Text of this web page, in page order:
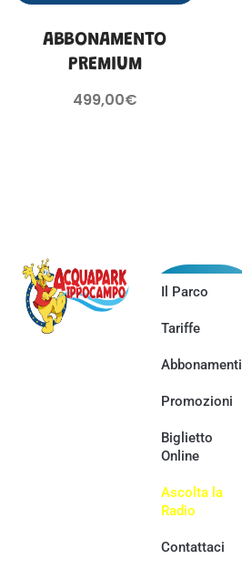
Aggiungi al carrello
ABBONAMENTO
PREMIUM
499,00€
Il Parco
Tariffe
Abbonamenti
Promozioni
Biglietto
Online
Ascolta la
Radio
Contattaci